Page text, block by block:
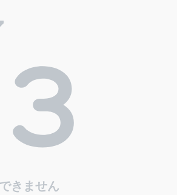
きません